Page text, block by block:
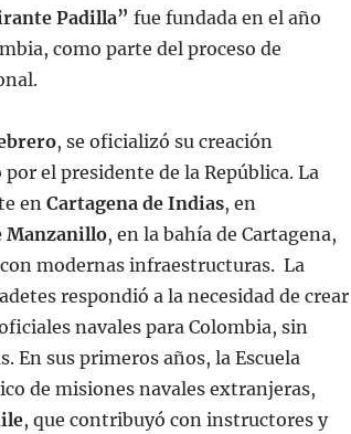
Padilla” fue fundada en el año
como parte del proceso de
, se oficializó su creación
el presidente de la República. La
enCartagena de Indias, en
Manzanillo, en la bahía de Cartagena,
modernas infraestructuras. La
respondió a la necesidad de crear
navales para Colombia, sin
En sus primeros años, la Escuela
de misiones navales extranjeras,
, que contribuyó con instructores y